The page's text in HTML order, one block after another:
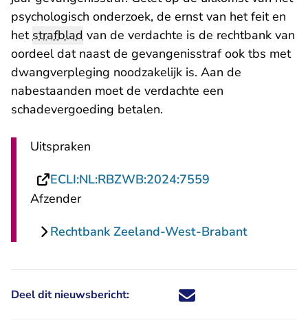
psychologisch onderzoek, de ernst van het feit en
hetstrafblad van de verdachte is de rechtbank van
oordeel dat naast de gevangenisstraf ook tbs met
dwangverpleging noodzakelijk is. Aan de
nabestaanden moet de verdachte een
schadevergoeding betalen.
Uitspraken
ECLI:NL:RBZWB:2024:7559
Afzender
Rechtbank Zeeland-West-Brabant
Deel dit nieuwsbericht: Deel dit nieuwsbericht via X -
Deel dit nieuwsbericht via
Deel dit nieuwsbericht
Deel dit